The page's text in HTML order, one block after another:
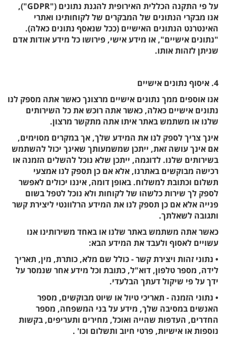
על פי התקנה הכללית האירופית להגנת נתונים ("GDPR"),
אנו מבקרי הנתונים של המבקרים של לקוחותינו ואתרי
האינטרנט הנתונים האישיים (ככל שנאסף נתונים כאלה).
"נתונים אישיים", או מידע אישי, פירושו כל מידע אודות אדם
שניתן לזהות אותו.
4. איסוף נתונים אישיים
אנו אוספים ממך נתונים אישיים מרצונך כאשר אתה מספק לנו
נתונים אישיים כאלה, כאשר אתה רוכש את כל השירותים
שלנו או משתמש באתר איתו אתה מתקשר מרצון.
אינך צריך לספק לנו את המידע שלך, אך במקרים מסוימים,
אם אינך עושה זאת, ייתכן שמשמעותך שאינך יכול להשתמש
בשירותים שלנו. לדוגמה, ייתכן שלא נוכל להשלים הזמנה או
רכישה מבוקשים באתרנו, אלא אם כן תספק לנו אמצעי
תשלום וכתובת למשלוח. באופן דומה, איננו יכולים לאפשר
לספק לך שירות כלשהו של לקוחות ולא נוכל לטפל בשום
פנייה אלא אם כן תספק לנו את המידע הרלוונטי ליצירת קשר
ותגובה לשאלתך.
כאשר אתה משתמש באתר שלנו או באחד משירותינו אנו
עשויים לאסוף ולעבד את המידע הבא:
• נתוני זהות ויצירת קשר - כולל שם מלא, כותרת, מין, תאריך
לידה, מספר טלפון, דוא"ל, כתובת וכל מידע אחר שנמסר על
ידך על פי שיקול דעתך הבלעדי.
• נתוני הזמנה - תאריכי טיול או שיוט מבוקשים, מספר
האנשים במסיבה שלך, מידע על בני המשפחה, מספר
החדרים, העדפות שהייה ואוכל, מחירים ותעריפים, בקשות
נוספות או אישיות, פרטי חיוב ותשלום וכו' .